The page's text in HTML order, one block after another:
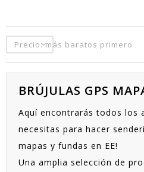
Precio: más baratos primero
BRÚJULAS GPS
Aquí encontrarás todos los
necesitas para hacer
mapas y fundas en EE!
Una amplia selección de